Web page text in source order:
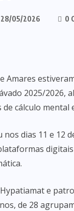
28/05/2026 0
Amares
2025/2026,
cálculo mental
nos dias 11 e 12
e
de 28